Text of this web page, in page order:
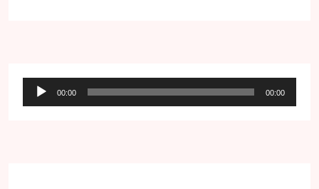
Audio
přehrávač
00:00 00:00